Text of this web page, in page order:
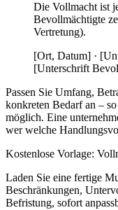
Die Vollmacht ist
Bevollmächtigte
Vertretung).
[Ort, Datum] ·
[Unterschrift
Passen Sie Umfang,
konkreten Bedarf an –
möglich. Eine
wer welche
Kostenlose Vorlage:
Laden Sie eine fertige
Beschränkungen,
Befristung, sofort